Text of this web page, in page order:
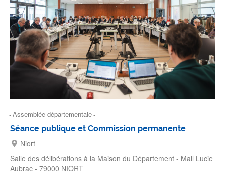
Assemblée départementale
Séance publique et Commission permanente
Niort
Salle des délibérations à la Maison du Département - Mail Lucie
Aubrac - 79000 NIORT